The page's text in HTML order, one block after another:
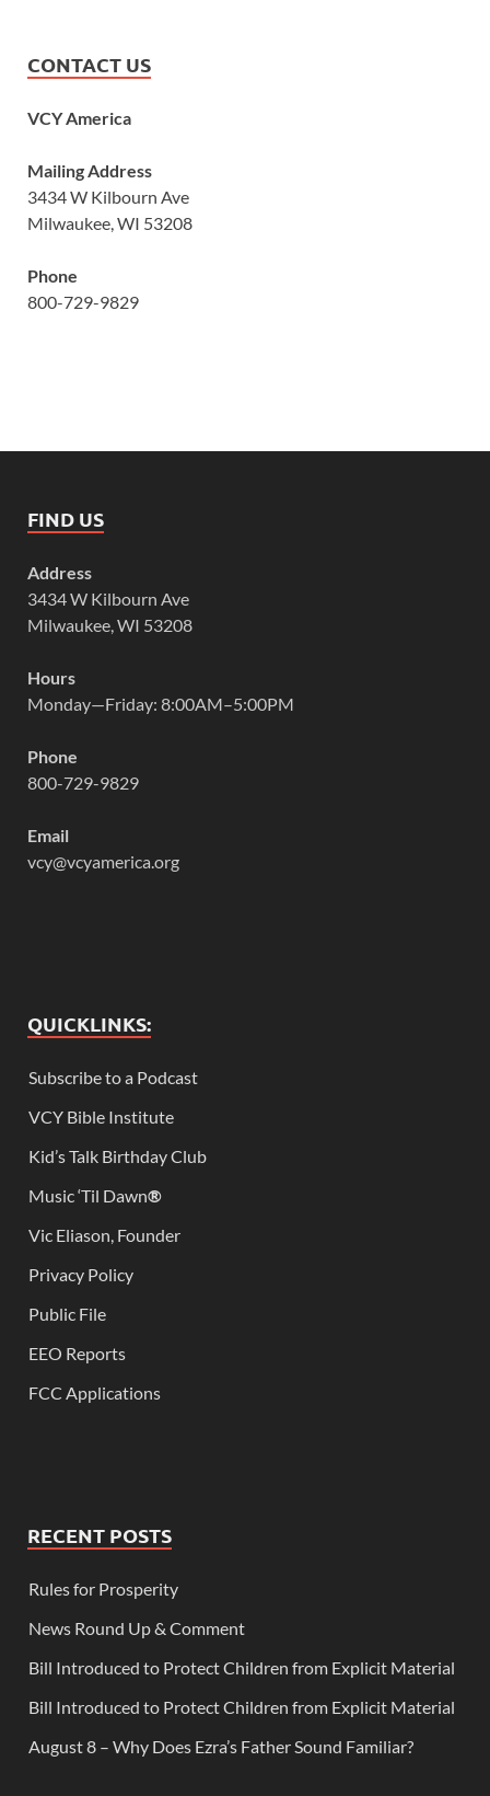
CONTACT US
VCY America
Mailing Address
3434 W Kilbourn Ave
Milwaukee, WI 53208
Phone
800-729-9829
FIND US
Address
3434 W Kilbourn Ave
Milwaukee, WI 53208
Hours
Monday—Friday: 8:00AM–5:00PM
Phone
800-729-9829
Email
vcy@vcyamerica.org
QUICKLINKS:
Subscribe to a Podcast
VCY Bible Institute
Kid’s Talk Birthday Club
Music ‘Til Dawn®
Vic Eliason, Founder
Privacy Policy
Public File
EEO Reports
FCC Applications
RECENT POSTS
Rules for Prosperity
News Round Up & Comment
Bill Introduced to Protect Children from Explicit Material
Bill Introduced to Protect Children from Explicit Material
August 8 – Why Does Ezra’s Father Sound Familiar?